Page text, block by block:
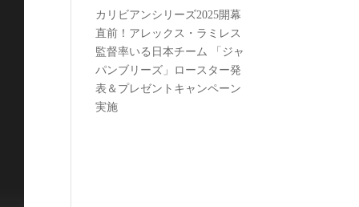
カリビアンシリーズ2025開幕
直前！アレックス・ラミレス
監督率いる日本チーム 「ジャ
パンブリーズ」ロースター発
表＆プレゼントキャンペーン
実施